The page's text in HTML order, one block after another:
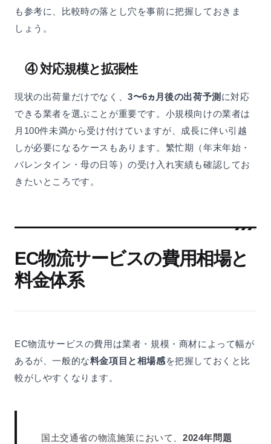
も参考に、比較時の落とし穴を事前に把握しておきま
しょう。
④ 対応規模と拡張性
現状の出荷量だけでなく、3〜6ヵ月後の出荷予測 に対応
できる業者を選ぶことが重要です。小規模向けの業者は
月100件未満から受け付けていますが、成長に伴い引越
しが必要になるケースもあります。繁忙期（年末年始・
バレンタイン・母の日等）の受け入れ実績も確認してお
きたいところです。
EC物流サービスの費用相場と
料金体系
EC物流サービスの費用は業者・規模・商材によって幅が
あるが、一般的な料金項目と相場感を把握しておくと比
較がしやすくなります。
国土交通省の物流施策において、 2024年問題